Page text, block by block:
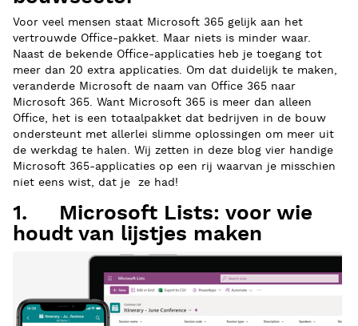
Voor veel mensen staat Microsoft 365 gelijk aan het
vertrouwde Office-pakket. Maar niets is minder waar.
Naast de bekende Office-applicaties heb je toegang tot
meer dan 20 extra applicaties. Om dat duidelijk te maken,
veranderde Microsoft de naam van Office 365 naar
Microsoft 365. Want Microsoft 365 is meer dan alleen
Office, het is een totaalpakket dat bedrijven in de bouw
ondersteunt met allerlei slimme oplossingen om meer uit
de werkdag te halen. Wij zetten in deze blog vier handige
Microsoft 365-applicaties op een rij waarvan je misschien
niet eens wist, dat je ze had!
1. Microsoft Lists: voor wie
houdt van lijstjes maken